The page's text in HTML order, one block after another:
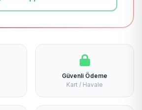
Güvenli Ödeme
Kart / Havale